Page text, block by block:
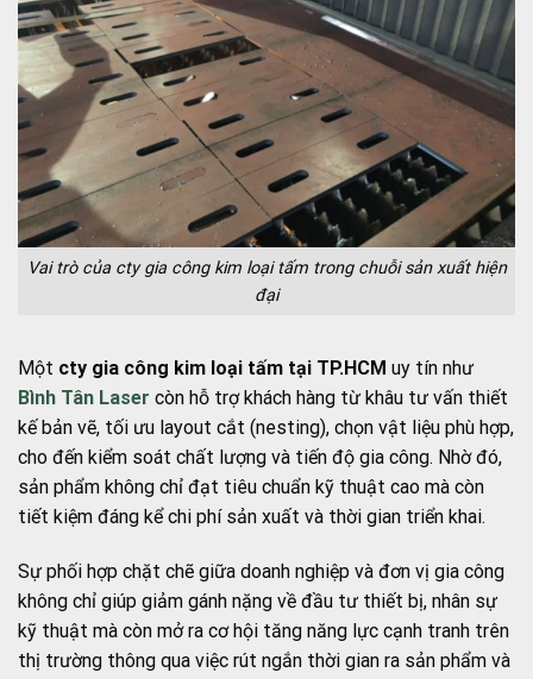
Vai trò của cty gia công kim loại tấm trong chuỗi sản xuất hiện
đại
Một cty gia công kim loại tấm tại TP.HCM uy tín như
Bình Tân Laser còn hỗ trợ khách hàng từ khâu tư vấn thiết
kế bản vẽ, tối ưu layout cắt (nesting), chọn vật liệu phù hợp,
cho đến kiểm soát chất lượng và tiến độ gia công. Nhờ đó,
sản phẩm không chỉ đạt tiêu chuẩn kỹ thuật cao mà còn
tiết kiệm đáng kể chi phí sản xuất và thời gian triển khai.
Sự phối hợp chặt chẽ giữa doanh nghiệp và đơn vị gia công
không chỉ giúp giảm gánh nặng về đầu tư thiết bị, nhân sự
kỹ thuật mà còn mở ra cơ hội tăng năng lực cạnh tranh trên
thị trường thông qua việc rút ngắn thời gian ra sản phẩm và